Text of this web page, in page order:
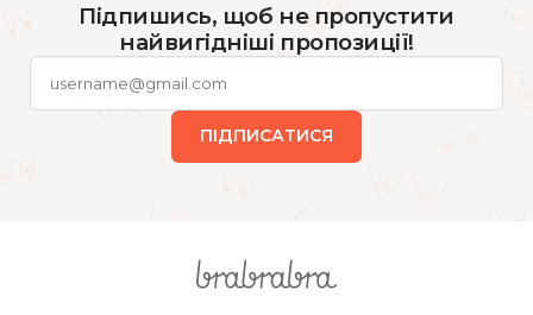
Підпишись, щоб не пропустити
найвигідніші пропозиції!
ПІДПИСАТИСЯ